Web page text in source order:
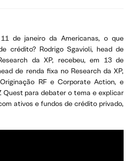
de janeiro da Americanas, o que
crédito? Rodrigo Sgavioli, head de
da XP, recebeu, em 13 de
de renda fixa no Research da XP,
RF e Corporate Action, e
Quest para debater o tema e explicar
ativos e fundos de crédito privado,